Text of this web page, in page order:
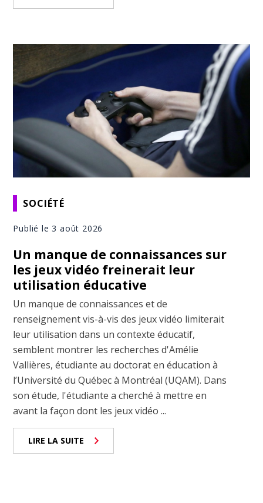
SOCIÉTÉ
Publié le 3 août 2026
Un manque de connaissances sur
les jeux vidéo freinerait leur
utilisation éducative
Un manque de connaissances et de
renseignement vis-à-vis des jeux vidéo limiterait
leur utilisation dans un contexte éducatif,
semblent montrer les recherches d'Amélie
Vallières, étudiante au doctorat en éducation à
l’Université du Québec à Montréal (UQAM). Dans
son étude, l'étudiante a cherché à mettre en
avant la façon dont les jeux vidéo ...
LIRE LA SUITE